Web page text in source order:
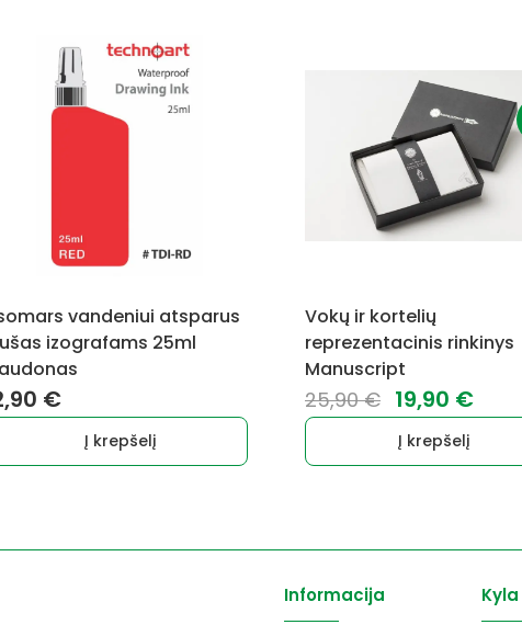
vandeniui atsparus
izografams 25ml
€
Į krepšelį
Vokų ir kortelių
reprezentacinis rinkinys
Manuscript
25,90€ Original
price
was:
19,90 €
is:
Į krepšelį
Informacija